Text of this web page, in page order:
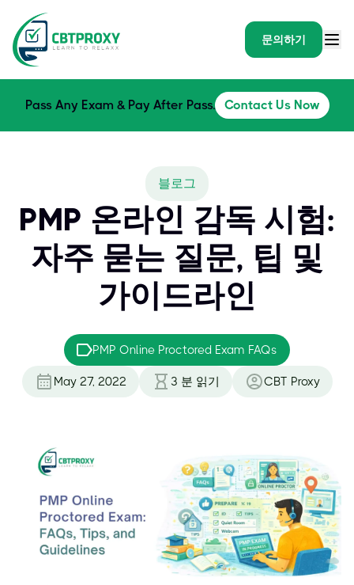
문의하기
Pass Any Exam & Pay After Pass. Contact Us Now
블로그
PMP 온라인 감독 시험:
자주 묻는 질문, 팁 및
가이드라인
PMP Online Proctored Exam FAQs
May 27, 2022 3 분 읽기 CBT Proxy